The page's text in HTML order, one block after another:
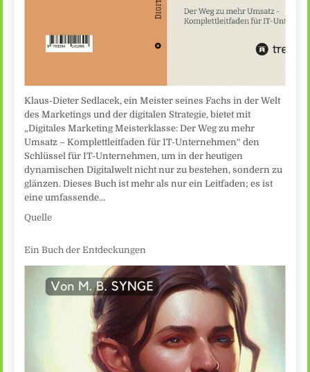
Klaus-Dieter Sedlacek, ein Meister seines Fachs in der Welt
des Marketings und der digitalen Strategie, bietet mit
„Digitales Marketing Meisterklasse: Der Weg zu mehr
Umsatz – Komplettleitfaden für IT-Unternehmen“ den
Schlüssel für IT-Unternehmen, um in der heutigen
dynamischen Digitalwelt nicht nur zu bestehen, sondern zu
glänzen. Dieses Buch ist mehr als nur ein Leitfaden; es ist
eine umfassende…
Quelle
Ein Buch der Entdeckungen